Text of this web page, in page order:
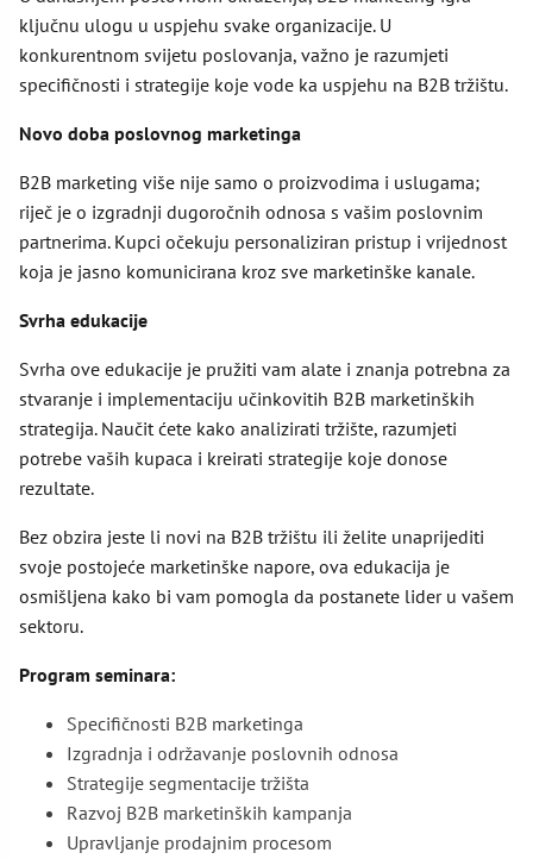
ključnu ulogu u uspjehu svake organizacije. U
konkurentnom svijetu poslovanja, važno je razumjeti
specifičnosti i strategije koje vode ka uspjehu na B2B tržištu.
Novo doba poslovnog marketinga
B2B marketing više nije samo o proizvodima i uslugama;
riječ je o izgradnji dugoročnih odnosa s vašim poslovnim
partnerima. Kupci očekuju personaliziran pristup i vrijednost
koja je jasno komunicirana kroz sve marketinške kanale.
Svrha edukacije
Svrha ove edukacije je pružiti vam alate i znanja potrebna za
stvaranje i implementaciju učinkovitih B2B marketinških
strategija. Naučit ćete kako analizirati tržište, razumjeti
potrebe vaših kupaca i kreirati strategije koje donose
rezultate.
Bez obzira jeste li novi na B2B tržištu ili želite unaprijediti
svoje postojeće marketinške napore, ova edukacija je
osmišljena kako bi vam pomogla da postanete lider u vašem
sektoru.
Program seminara:
Specifičnosti B2B marketinga
Izgradnja i održavanje poslovnih odnosa
Strategije segmentacije tržišta
Razvoj B2B marketinških kampanja
Upravljanje prodajnim procesom